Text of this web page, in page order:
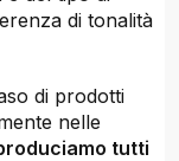
di tonalità
di prodotti
nelle
tutti